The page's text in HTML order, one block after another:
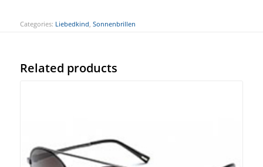
Categories: Liebedkind Sonnenbrillen
Related products